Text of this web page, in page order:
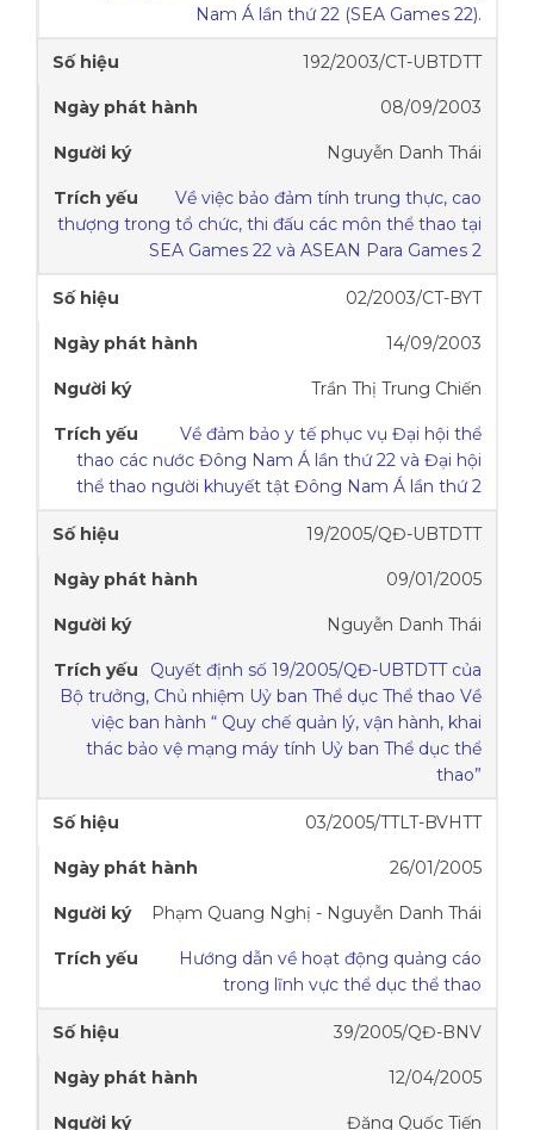
Nam Á lần thứ 22 (SEA Games 22).
192/2003/CT-UBTDTT
08/09/2003
Nguyễn Danh Thái
Về việc bảo đảm tính trung thực, cao
thượng trong tổ chức, thi đấu các môn thể thao tại
SEA Games 22 và ASEAN Para Games 2
02/2003/CT-BYT
14/09/2003
Trần Thị Trung Chiến
Về đảm bảo y tế phục vụ Đại hội thể
thao các nước Đông Nam Á lần thứ 22 và Đại hội
thể thao người khuyết tật Đông Nam Á lần thứ 2
19/2005/QĐ-UBTDTT
09/01/2005
Nguyễn Danh Thái
Quyết định số 19/2005/QĐ-UBTDTT của
Bộ trưởng, Chủ nhiệm Uỷ ban Thể dục Thể thao Về
việc ban hành “ Quy chế quản lý, vận hành, khai
thác bảo vệ mạng máy tính Uỷ ban Thể dục thể
thao”
03/2005/TTLT-BVHTT
26/01/2005
Phạm Quang Nghị - Nguyễn Danh Thái
Hướng dẫn về hoạt động quảng cáo
trong lĩnh vực thể dục thể thao
39/2005/QĐ-BNV
12/04/2005
Đặng Quốc Tiến